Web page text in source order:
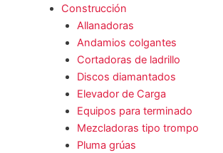
Construcción
Allanadoras
Andamios colgantes
Cortadoras de ladrillo
Discos diamantados
Elevador de Carga
Equipos para terminado
Mezcladoras tipo trompo
Pluma grúas